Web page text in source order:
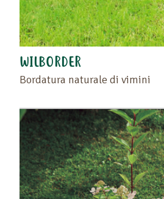
WILBORDER
Bordatura naturale di vimini